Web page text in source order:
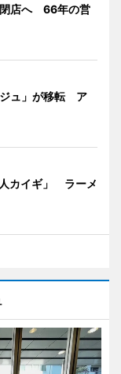
閉店へ 66年の営
ジュ」が移転 ア
カイギ」 ラーメ